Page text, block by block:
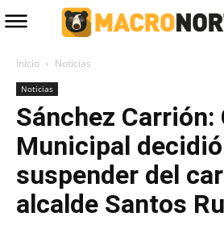
Inicio Noticias
Noticias
Sánchez Carrión:
Municipal
suspender del
alcalde Santos